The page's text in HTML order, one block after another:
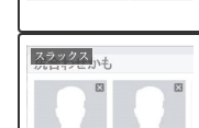
スラックス